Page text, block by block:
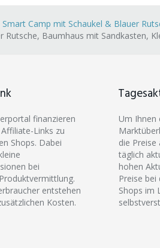
Camp mit Schaukel & Blauer
Baumhaus mit Sandkasten,
finanzieren
Links zu
Shops. Dabei
bei
entstehen
Kosten.
Um Ihnen
die
täglich
hohen
Preise
Shops im